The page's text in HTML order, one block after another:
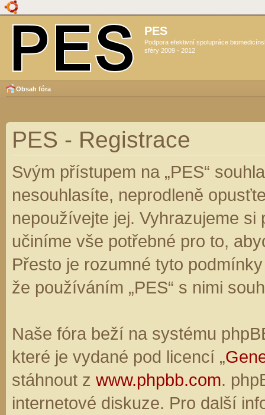
PES
Podpora efektivní spolupráce
sféry 2009 - 2012
Obsah fóra
PES - Registrace
Svým přístupem na „PES“
nesouhlasíte, neprodleně
nepoužívejte jej. Vyhrazujeme
učiníme vše potřebné pro to,
Přesto je rozumné tyto
že používáním „PES“ s nimi
Naše fóra beží na systému
které je vydané pod licencí „
stáhnout z www.phpbb.com.
internetové diskuze. Pro další